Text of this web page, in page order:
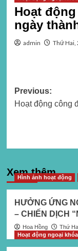
Hoạt
ngày
admin Thứ
Post
Previous:
Hoạt động công
Xem thêm
Hình ảnh hoạt động
HƯỞNG ỨNG
– CHIẾN DỊCH
Hoa Hồng
Thứ
Hoạt động ngoại khóa